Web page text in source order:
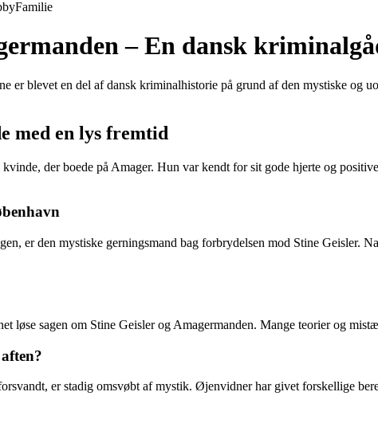
Familie
– En dansk
er blevet en del af dansk kriminalhistorie på grund af den mystiske og
med en lys fremtid
der boede på Amager. Hun var kendt for sit gode hjerte og
er den mystiske gerningsmand bag forbrydelsen mod Stine Geisler.
løse sagen om Stine Geisler og Amagermanden. Mange teorier og
er stadig omsvøbt af mystik. Øjenvidner har givet forskellige